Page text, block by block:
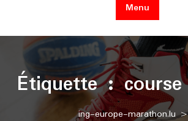
Menu
Étiquette :
ing-europe-marathon.lu